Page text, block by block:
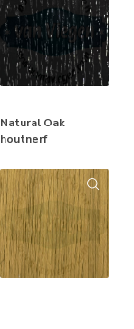
Natural Oak
houtnerf